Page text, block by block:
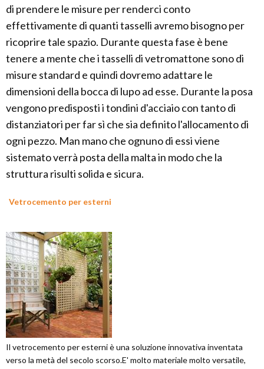
di prendere le misure per renderci conto
effettivamente di quanti tasselli avremo bisogno per
ricoprire tale spazio. Durante questa fase è bene
tenere a mente che i tasselli di vetromattone sono di
misure standard e quindi dovremo adattare le
dimensioni della bocca di lupo ad esse. Durante la posa
vengono predisposti i tondini d'acciaio con tanto di
distanziatori per far sì che sia definito l'allocamento di
ogni pezzo. Man mano che ognuno di essi viene
sistemato verrà posta della malta in modo che la
struttura risulti solida e sicura.
Vetrocemento per esterni
Il vetrocemento per esterni è una soluzione innovativa inventata
verso la metà del secolo scorso.E' molto materiale molto versatile,